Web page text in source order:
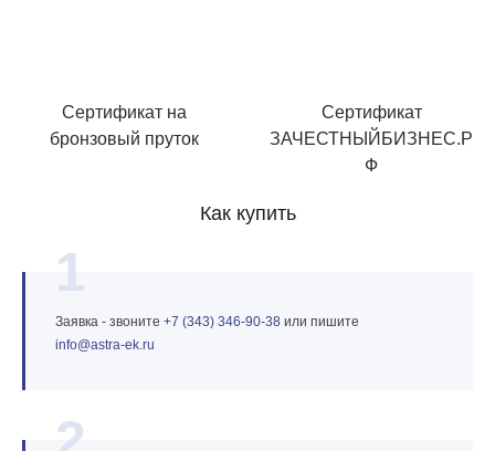
Сертификат на
бронзовый пруток
Сертификат
ЗАЧЕСТНЫЙБИЗНЕС.Р
Ф
Как купить
1
Заявка - звоните +7 (343) 346‑90‑38 или пишите
info@astra‑ek.ru